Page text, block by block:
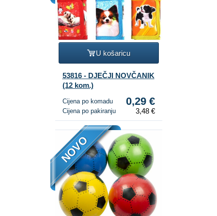
U košaricu
53816 - DJEČJI NOVČANIK
(12 kom.)
Cijena po komadu 0,29 €
Cijena po pakiranju 3,48 €
NOVO